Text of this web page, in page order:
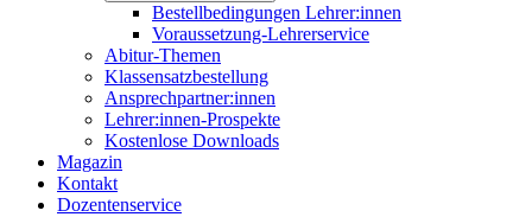
Bestellbedingungen Lehrer:innen
Voraussetzung-Lehrerservice
Abitur-Themen
Klassensatzbestellung
Ansprechpartner:innen
Lehrer:innen-Prospekte
Kostenlose Downloads
Magazin
Kontakt
Dozentenservice